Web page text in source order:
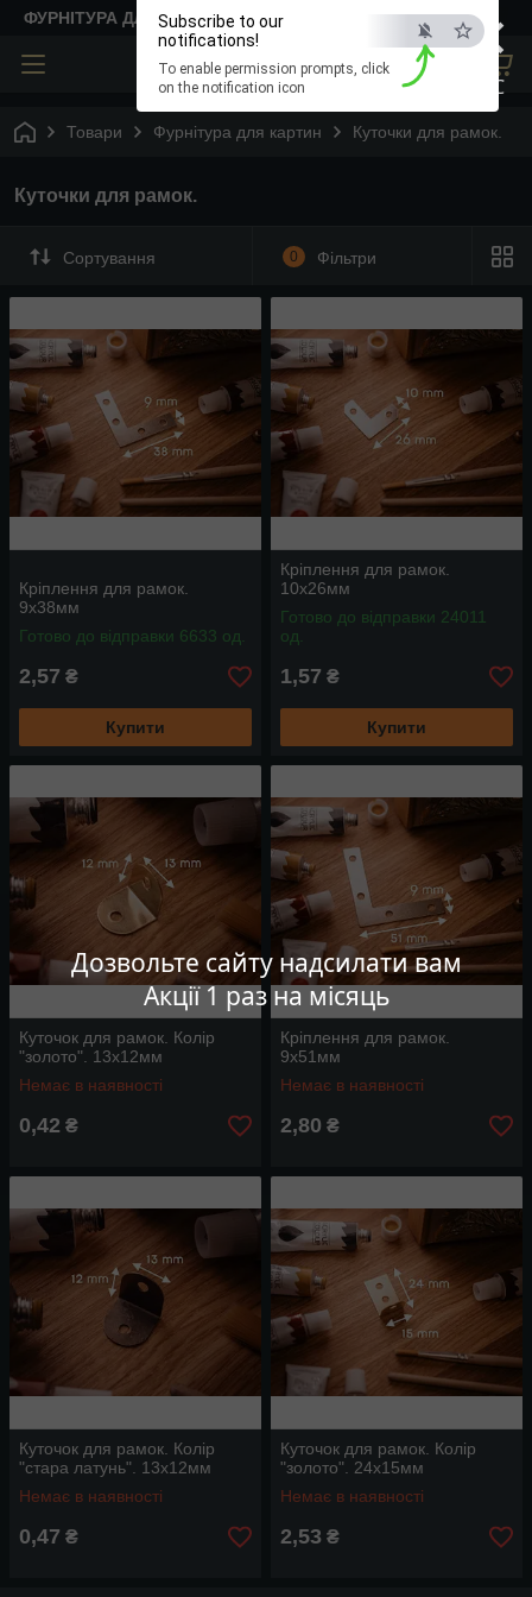
×
ESC
Дозвольте сайту надсилати вам
Акції 1 раз на місяць
Subscribe to our
notifications!
To enable permission prompts, click
on the notification icon
ФУРНІТУРА ДЛЯ ТВОРЧОСТІ
Товари Фурнітура для картин Куточки для рамок.
Куточки для рамок.
Сортування 0 Фільтри
Кріплення для рамок.
9х38мм
Готово до відправки 6633 од.
2,57 ₴
Купити
Кріплення для рамок.
10х26мм
Готово до відправки 24011
од.
1,57 ₴
Купити
Куточок для рамок. Колір
"золото". 13х12мм
Немає в наявності
0,42 ₴
Кріплення для рамок.
9х51мм
Немає в наявності
2,80 ₴
Куточок для рамок. Колір
"стара латунь". 13х12мм
Немає в наявності
0,47 ₴
Куточок для рамок. Колір
"золото". 24х15мм
Немає в наявності
2,53 ₴